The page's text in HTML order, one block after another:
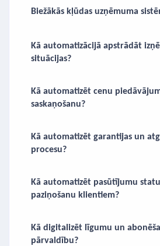
Biežākās kļūdas uzņēmuma
Kā automatizācijā apstrādāt
situācijas?
Kā automatizēt cenu
saskaņošanu?
Kā automatizēt garantijas un
procesu?
Kā automatizēt pasūtījumu
paziņošanu klientiem?
Kā digitalizēt līgumu un
pārvaldību?